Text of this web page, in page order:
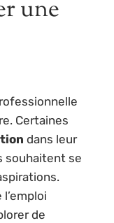
une
Certaines
dans leur
souhaitent se
de